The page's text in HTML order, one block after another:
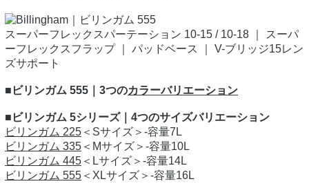
スーパーフレックスパーテーション 10-15 / 10-18 ｜ スーパ
ーフレックスフラップ ｜ パッドベース ｜ V-ブリッジ15レン
ズサポート
■ビリンガム 555｜3つのカラーバリエーション
■ビリンガム 5シリーズ｜4つのサイズバリエーション
ビリンガム 225 ＜Sサイズ＞‐容量7L
ビリンガム 335 ＜Mサイズ＞‐容量10L
ビリンガム 445 ＜Lサイズ＞‐容量14L
ビリンガム 555 ＜XLサイズ＞‐容量16L